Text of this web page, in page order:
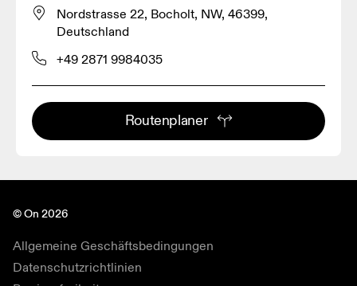
Nordstrasse 22, Bocholt, NW, 46399,
Deutschland
+49 2871 9984035
Routenplaner
© On 2026
Allgemeine Geschäftsbedingungen
Datenschutzrichtlinien